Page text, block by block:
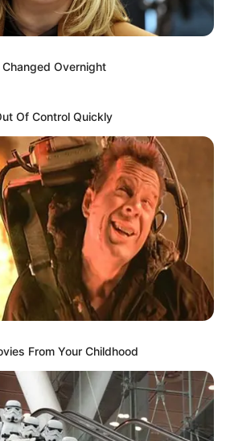
Overnight
Of Control Quickly
From Your Childhood